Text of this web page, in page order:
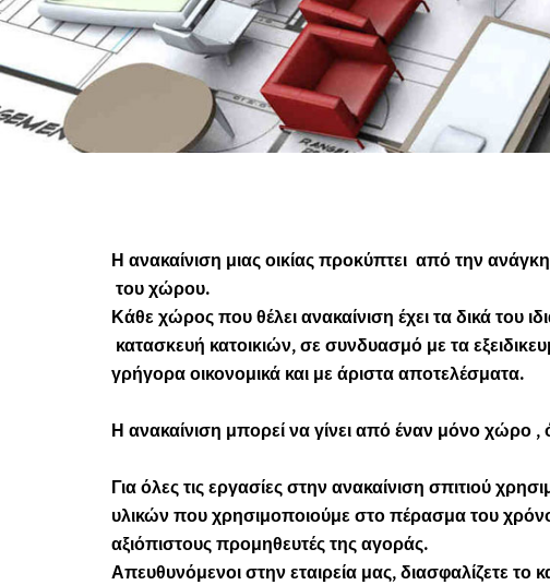
Η ανακαίνιση μιας οικίας προκύπτει από την
του χώρου.
Κάθε χώρος που θέλει ανακαίνιση έχει τα δικά του
κατασκευή κατοικιών, σε συνδυασμό με τα
γρήγορα οικονομικά και με άριστα αποτελέσματα.
Η ανακαίνιση μπορεί να γίνει από έναν μόνο χώρο ,
Για όλες τις εργασίες στην ανακαίνιση σπιτιού
υλικών που χρησιμοποιούμε στο πέρασμα του
αξιόπιστους προμηθευτές της αγοράς.
Απευθυνόμενοι στην εταιρεία μας, διασφαλίζετε